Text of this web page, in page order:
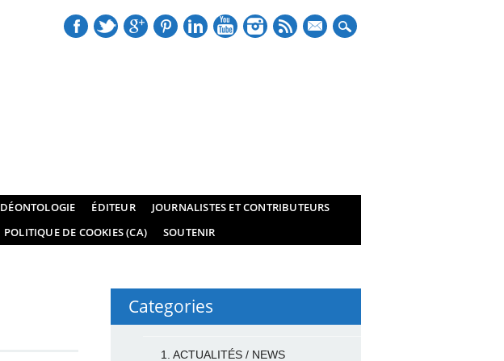
mail
DÉONTOLOGIE ÉDITEUR
JOURNALISTES ET CONTRIBUTEURS
POLITIQUE DE COOKIES (CA) SOUTENIR
Categories
1. ACTUALITÉS / NEWS